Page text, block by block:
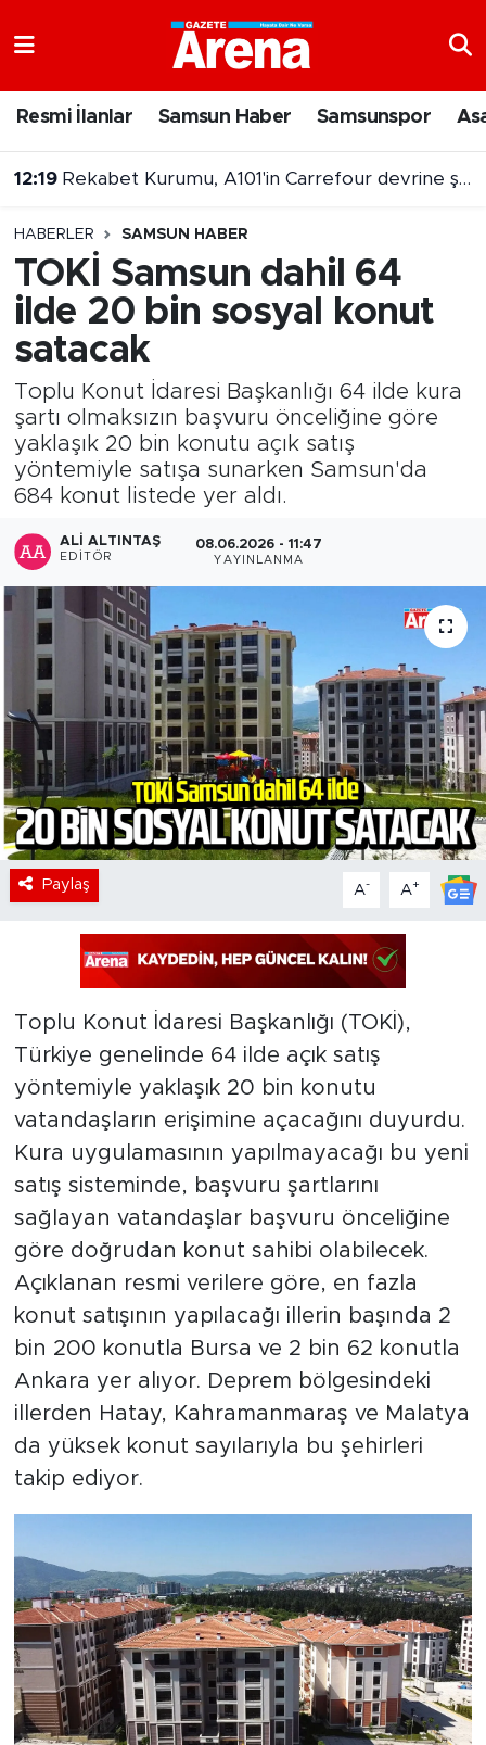
Resmi İlanlar Samsun Haber Samsunspor
12:19 Rekabet Kurumu, A101'in Carrefour devrine şartlı izin verdi
HABERLER SAMSUN HABER
TOKİ Samsun dahil 64
ilde 20 bin sosyal konut
satacak
Toplu Konut İdaresi Başkanlığı 64 ilde kura
şartı olmaksızın başvuru önceliğine göre
yaklaşık 20 bin konutu açık satış
yöntemiyle satışa sunarken Samsun'da
684 konut listede yer aldı.
ALI ALTINTAŞ
EDITÖR
08.06.2026 - 11:47
YAYINLANMA
Paylaş A- A+
Toplu Konut İdaresi Başkanlığı (TOKİ),
Türkiye genelinde 64 ilde açık satış
yöntemiyle yaklaşık 20 bin konutu
vatandaşların erişimine açacağını duyurdu.
Kura uygulamasının yapılmayacağı bu yeni
satış sisteminde, başvuru şartlarını
sağlayan vatandaşlar başvuru önceliğine
göre doğrudan konut sahibi olabilecek.
Açıklanan resmi verilere göre, en fazla
konut satışının yapılacağı illerin başında 2
bin 200 konutla Bursa ve 2 bin 62 konutla
Ankara yer alıyor. Deprem bölgesindeki
illerden Hatay, Kahramanmaraş ve Malatya
da yüksek konut sayılarıyla bu şehirleri
takip ediyor.
Samsun Namaz Vakitleri
Trafik Durumu
Süper Lig Puan Durumu ve Fikstür
Tüm Manşetler
Son Dakika Haberleri
Haber Arşivi